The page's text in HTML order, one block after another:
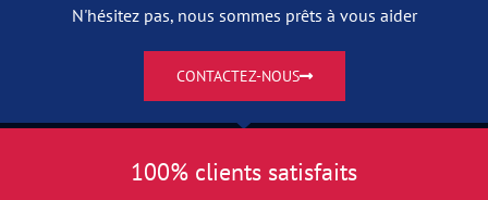
N'hésitez pas, nous sommes prêts à vous aider
CONTACTEZ-NOUS
100% clients satisfaits